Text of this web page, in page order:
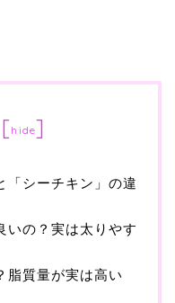
[hide]
「シーチキン」の違
いの？実は太りやす
脂質量が実は高い